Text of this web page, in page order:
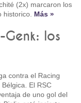
(2x) marcaron los
historico. Más »
Genk: los
contra el Racing
El RSC
de uno gol del